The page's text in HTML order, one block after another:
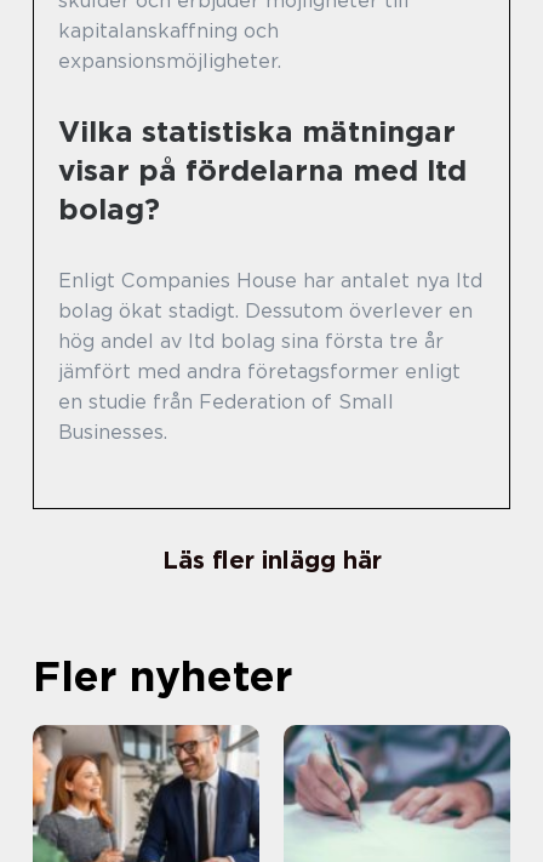
kapitalanskaffning och
expansionsmöjligheter.
Vilka statistiska mätningar
visar på fördelarna med ltd
bolag?
Enligt Companies House har antalet nya ltd
bolag ökat stadigt. Dessutom överlever en
hög andel av ltd bolag sina första tre år
jämfört med andra företagsformer enligt
en studie från Federation of Small
Businesses.
Läs fler inlägg här
Fler nyheter